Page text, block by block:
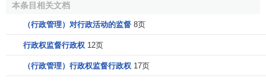
本条目相关文档
（行政管理）对行政活动的监督 8页
行政权监督行政权 12页
（行政管理）行政权监督行政权 17页